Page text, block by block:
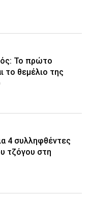
Το πρώτο
το θεμέλιο της
4 συλληφθέντες
τζόγου στη